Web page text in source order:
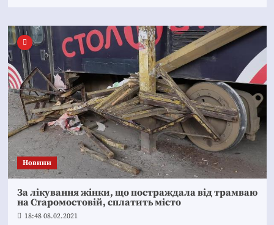
Новини
За лікування жінки, що постраждала від трамваю
на Старомостовій, сплатить місто
18:48 08.02.2021